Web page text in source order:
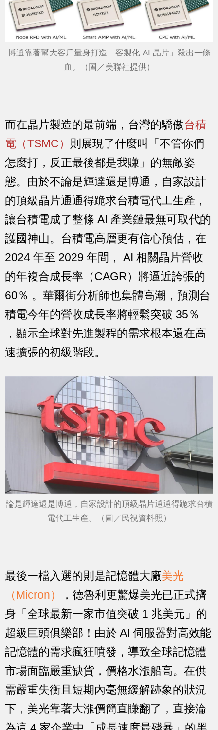
博通靠著幫大客戶量身打造「客製化 AI 晶片」殺出一條
血。（圖／美聯社提供）
而在晶片製造的最前端，台灣的驕傲台積
電（TSMC） 則展現了什麼叫「不管你們
怎麼打，反正最後都是我賺」的無敵姿
態。由於不論是輝達還是博通，自家設計
的頂級晶片通通得跪求台積電代工生產，
讓台積電成了整條 AI 產業鏈最無可取代的
護國神山。台積電高層更有信心預估，在
2024 年至 2029 年間， AI 相關晶片營收
的年複合成長率（CAGR）將逼近誇張的
60％ 。華爾街分析師也集體高潮，預測台
積電今年的營收成長率將輕鬆突破 35％
，顯示全球對先進製程的需求根本還在高
速擴張的初級階段。
論是輝達還是博通，自家設計的頂級晶片通通得跪求台積
電代工生產。（圖／民視資料照）
最後一檔入選的則是記憶體大廠美光
（Micron）
，德魯利更驚爆美光已正式擠
身「全球最新一家市值突破 1 兆美元」的
超級巨頭俱樂部！由於 AI 伺服器對高效能
記憶體的需求瘋狂噴發，導致全球記憶體
市場面臨嚴重缺貨，價格水漲船高。在供
需嚴重失衡且短期內毫無緩解跡象的狀況
下，美光靠著大漲價簡直賺翻了，直接淪